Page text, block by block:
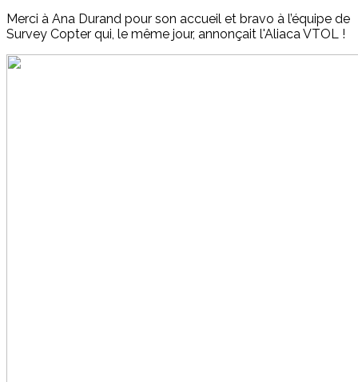
Merci à Ana Durand pour son accueil et bravo à l’équipe de
Survey Copter qui, le même jour, annonçait l'Aliaca VTOL !